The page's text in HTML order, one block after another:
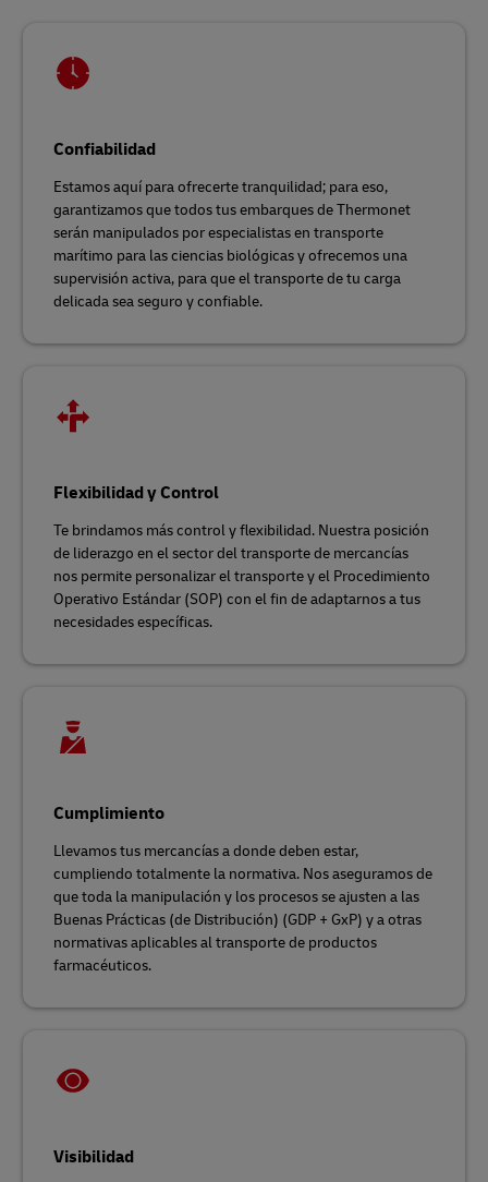
Confiabilidad
Estamos aquí para ofrecerte tranquilidad; para eso,
garantizamos que todos tus embarques de Thermonet
serán manipulados por especialistas en transporte
marítimo para las ciencias biológicas y ofrecemos una
supervisión activa, para que el transporte de tu carga
delicada sea seguro y confiable.
Flexibilidad y Control
Te brindamos más control y flexibilidad. Nuestra posición
de liderazgo en el sector del transporte de mercancías
nos permite personalizar el transporte y el Procedimiento
Operativo Estándar (SOP) con el fin de adaptarnos a tus
necesidades específicas.
Cumplimiento
Llevamos tus mercancías a donde deben estar,
cumpliendo totalmente la normativa. Nos aseguramos de
que toda la manipulación y los procesos se ajusten a las
Buenas Prácticas (de Distribución) (GDP + GxP) y a otras
normativas aplicables al transporte de productos
farmacéuticos.
Visibilidad